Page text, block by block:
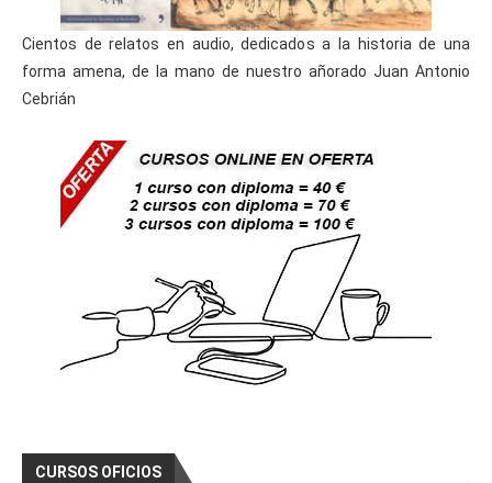
Cientos de relatos en audio, dedicados a la historia de una
forma amena, de la mano de nuestro añorado Juan Antonio
Cebrián
CURSOS OFICIOS